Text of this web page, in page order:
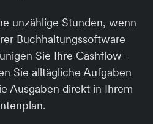
unzählige Stunden, wenn
Buchhaltungssoftware
Sie Ihre Cashflow-
Sie alltägliche Aufgaben
Ausgaben direkt in Ihrem